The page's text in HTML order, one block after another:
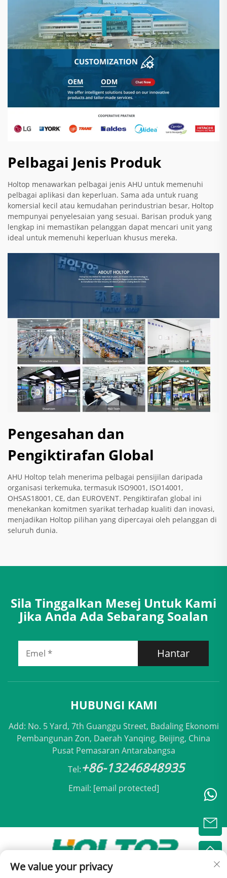
Pelbagai Jenis Produk
Holtop menawarkan pelbagai jenis AHU untuk memenuhi
pelbagai aplikasi dan keperluan. Sama ada untuk ruang
komersial kecil atau kemudahan perindustrian besar, Holtop
mempunyai penyelesaian yang sesuai. Barisan produk yang
lengkap ini memastikan pelanggan dapat mencari unit yang
ideal untuk memenuhi keperluan khusus mereka.
Pengesahan dan
Pengiktirafan Global
AHU Holtop telah menerima pelbagai pensijilan daripada
organisasi terkemuka, termasuk ISO9001, ISO14001,
OHSAS18001, CE, dan EUROVENT. Pengiktirafan global ini
menekankan komitmen syarikat terhadap kualiti dan inovasi,
menjadikan Holtop pilihan yang dipercayai oleh pelanggan di
seluruh dunia.
Sila Tinggalkan Mesej Untuk Kami
Jika Anda Ada Sebarang Soalan
Hantar
HUBUNGI KAMI
Add: No. 5 Yard, 7th Guanggu Street, Badaling Ekonomi
Pembangunan Zon, Daerah Yanqing, Beijing, China
Pusat Pemasaran Antarabangsa
Tel:+86-13246848935
Email: [email protected]
Hak Cipta © 2025 oleh Holtop Beijing Air
We value your privacy